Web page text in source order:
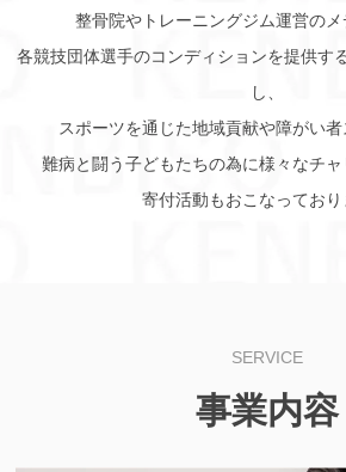
整骨院やトレーニングジム運営の
各競技団体選手のコンディションを提供す
し、
スポーツを通じた地域貢献や障がい者
難病と闘う子どもたちの為に様々なチ
寄付活動もおこなっており
SERVICE
事業内容